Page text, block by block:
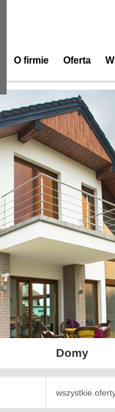
O firmie Oferta
Domy